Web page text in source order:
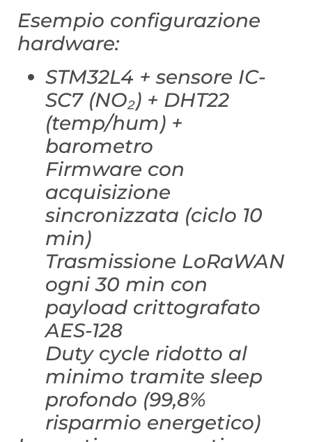
Esempio configurazione
hardware:
STM32L4 + sensore IC-
SC7 (NO₂) + DHT22
(temp/hum) +
barometro
Firmware con
acquisizione
sincronizzata (ciclo 10
min)
Trasmissione LoRaWAN
ogni 30 min con
payload crittografato
AES-128
Duty cycle ridotto al
minimo tramite sleep
profondo (99,8%
risparmio energetico)